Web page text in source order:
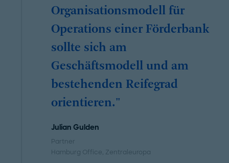
Organisationsmodell für
Operations einer Förderbank
sollte sich am
Geschäftsmodell und am
bestehenden Reifegrad
orientieren."
Julian Gulden
Partner
Hamburg Office, Zentraleuropa